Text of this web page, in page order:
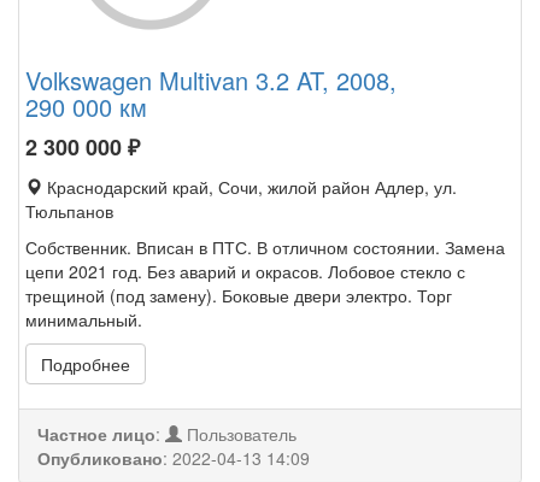
Volkswagen Multivan 3.2 AT, 2008,
290 000 км
2 300 000₽
Краснодарский край, Сочи, жилой район Адлер, ул.
Тюльпанов
Собственник. Вписан в ПТС. В отличном состоянии. Замена
цепи 2021 год. Без аварий и окрасов. Лобовое стекло с
трещиной (под замену). Боковые двери электро. Торг
минимальный.
Подробнее
Частное лицо:
Пользователь
Опубликовано: 2022-04-13 14:09